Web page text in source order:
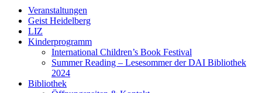
Veranstaltungen
Geist Heidelberg
LIZ
Kinderprogramm
International Children’s Book Festival
Summer Reading – Lesesommer der DAI Bibliothek
2024
Bibliothek